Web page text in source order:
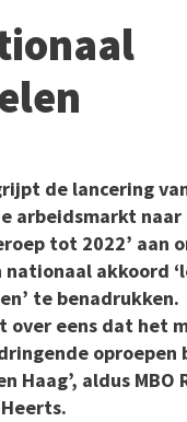
de lancering
arbeidsmarkt naar
tot 2022’ aan
nationaal akkoord
te benadrukken.
over eens dat het
Haag’, aldus MBO